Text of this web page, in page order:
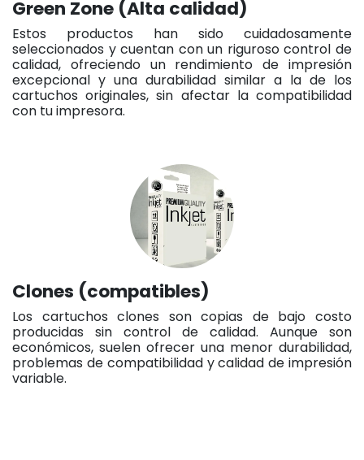
Green Zone (Alta calidad)
Estos productos han sido cuidadosamente
seleccionados y cuentan con un riguroso control de
calidad, ofreciendo un rendimiento de impresión
excepcional y una durabilidad similar a la de los
cartuchos originales, sin afectar la compatibilidad
con tu impresora.
Clones (compatibles)
Los cartuchos clones son copias de bajo costo
producidas sin control de calidad. Aunque son
económicos, suelen ofrecer una menor durabilidad,
problemas de compatibilidad y calidad de impresión
variable.